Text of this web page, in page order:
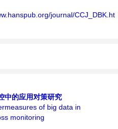
journal/CCJ_DBK.ht
中的应用对策研究
of big data in
monitoring